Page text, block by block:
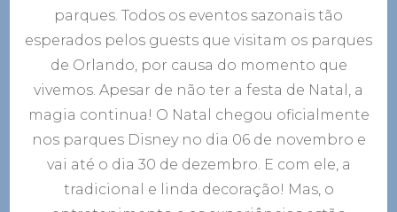
parques. Todos os eventos sazonais tão
esperados pelos guests que visitam os parques
de Orlando, por causa do momento que
vivemos. Apesar de não ter a festa de Natal, a
magia continua! O Natal chegou oficialmente
nos parques Disney no dia 06 de novembro e
vai até o dia 30 de dezembro. E com ele, a
tradicional e linda decoração! Mas, o